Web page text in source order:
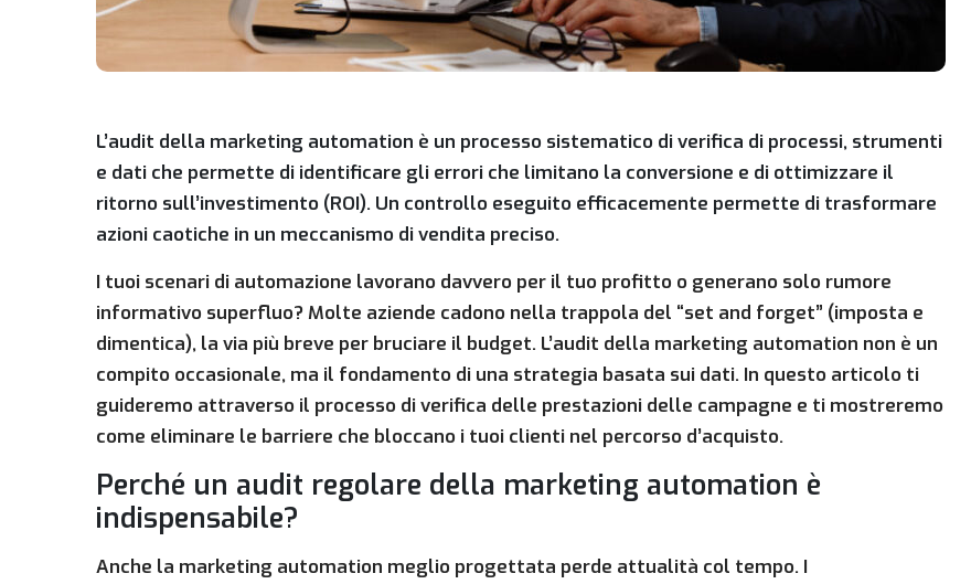
L’audit della marketing automation è un processo sistematico di verifica di processi, strumenti
e dati che permette di identificare gli errori che limitano la conversione e di ottimizzare il
ritorno sull’investimento (ROI). Un controllo eseguito efficacemente permette di trasformare
azioni caotiche in un meccanismo di vendita preciso.
I tuoi scenari di automazione lavorano davvero per il tuo profitto o generano solo rumore
informativo superfluo? Molte aziende cadono nella trappola del “set and forget” (imposta e
dimentica), la via più breve per bruciare il budget. L’audit della marketing automation non è un
compito occasionale, ma il fondamento di una strategia basata sui dati. In questo articolo ti
guideremo attraverso il processo di verifica delle prestazioni delle campagne e ti mostreremo
come eliminare le barriere che bloccano i tuoi clienti nel percorso d’acquisto.
Perché un audit regolare della marketing automation è
indispensabile?
Anche la marketing automation meglio progettata perde attualità col tempo. I